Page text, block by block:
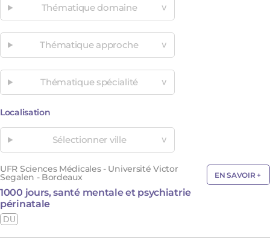
Thématique domaine
Thématique approche
Thématique spécialité
Localisation
Sélectionner ville
UFR Sciences Médicales - Université Victor
Segalen - Bordeaux
1000 jours, santé mentale et psychiatrie
périnatale
DU
EN SAVOIR +